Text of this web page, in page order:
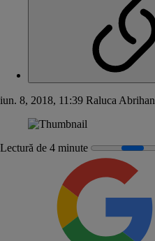
iun. 8, 2018, 11:39 Raluca Abrihan
Lectură de 4 minute